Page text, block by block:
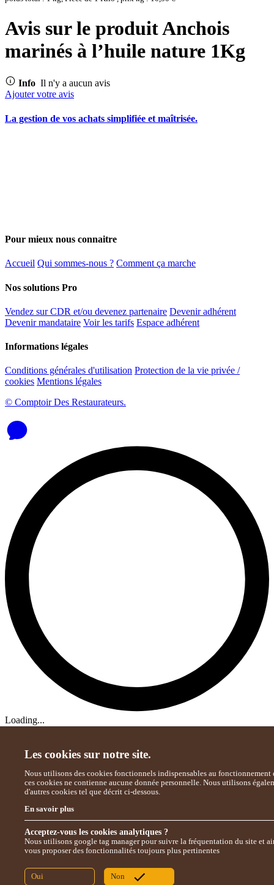
Les cookies sur notre site.
Nous utilisons des cookies fonctionnels indispensables au fonctionnement
ces cookies ne contienne aucune donnée personnelle. Nous utilisons
d'autres cookies tel que décrit ci-dessous.
En savoir plus
Oui Non
Acceptez-vous les cookies analytiques ?
Nous utilisons google tag manager pour suivre la fréquentation du site et
vous proposer des fonctionnalités toujours plus pertinentes
Avis sur le produit Anchois
marinés à l’huile nature 1Kg
Info Il n'y a aucun avis
Ajouter votre avis
La gestion de vos achats simplifiée et maîtrisée.
Pour mieux nous connaitre
Accueil Qui sommes-nous ? Comment ça marche
Nos solutions Pro
Vendez sur CDR et/ou devenez partenaire Devenir adhérent
Devenir mandataire Voir les tarifs Espace adhérent
Informations légales
Conditions générales d'utilisation Protection de la vie privée /
cookies Mentions légales
© Comptoir Des Restaurateurs.
Loading...